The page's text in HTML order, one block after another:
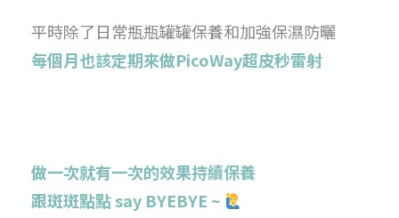
平時除了日常瓶瓶罐罐保養和加強保濕防曬
每個月也該定期來做PicoWay超皮秒雷射
做一次就有一次的效果持續保養
跟斑斑點點 say BYEBYE ~